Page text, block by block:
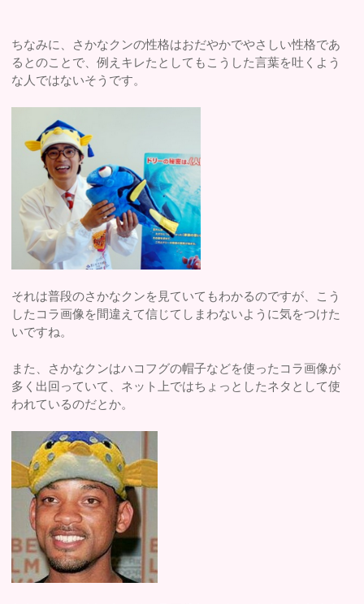
ちなみに、さかなクンの性格はおだやかでやさしい性格であ
るとのことで、例えキレたとしてもこうした言葉を吐くよう
な人ではないそうです。
それは普段のさかなクンを見ていてもわかるのですが、こう
したコラ画像を間違えて信じてしまわないように気をつけた
いですね。
また、さかなクンはハコフグの帽子などを使ったコラ画像が
多く出回っていて、ネット上ではちょっとしたネタとして使
われているのだとか。